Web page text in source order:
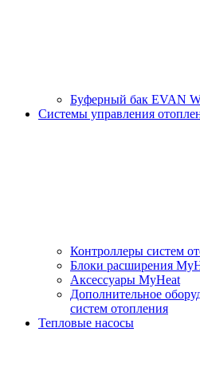
Буферный бак EVAN
Системы управления
Контроллеры систем
Блоки расширения
Аксессуары MyHeat
Дополнительное
систем отопления
Тепловые насосы